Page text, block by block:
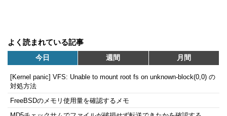
よく読まれている記事
今日 週間 月間
[Kernel panic] VFS: Unable to mount root fs on unknown-block(0,0) の
対処方法
FreeBSDのメモリ使用量を確認するメモ